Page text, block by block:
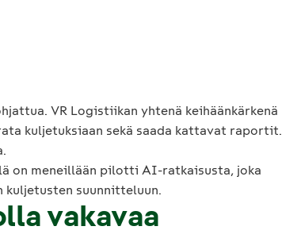
VR Logistiikan yhtenä keihäänkärkenä
kuljetuksiaan sekä saada kattavat raportit.
on meneillään pilotti AI-ratkaisusta, joka
kuljetusten suunnitteluun.
vakavaa